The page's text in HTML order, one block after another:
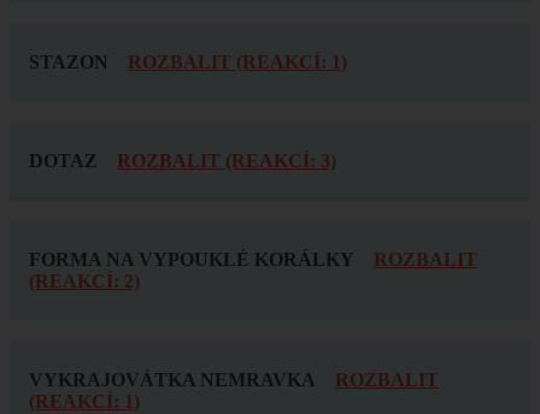
STAZON ROZBALIT (REAKCÍ: 1)
DOTAZ ROZBALIT (REAKCÍ: 3)
FORMA NA VYPOUKLÉ KORÁLKY
ROZBALIT
(REAKCÍ: 2)
VYKRAJOVÁTKA NEMRAVKA
ROZBALIT
(REAKCÍ: 1)